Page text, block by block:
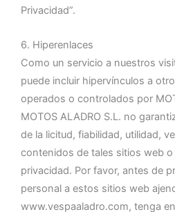
Privacidad”.
6. Hiperenlaces
Como un servicio a nuestros
puede incluir hipervínculos a
operados o controlados por
MOTOS ALADRO S.L. no
de la licitud, fiabilidad, utilidad,
contenidos de tales sitios web
privacidad. Por favor, antes de
personal a estos sitios web
www.vespaaladro.com, tenga